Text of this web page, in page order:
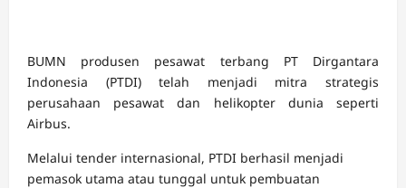
BUMN produsen pesawat terbang PT Dirgantara
Indonesia (PTDI) telah menjadi mitra strategis
perusahaan pesawat dan helikopter dunia seperti
Airbus.
Melalui tender internasional, PTDI berhasil menjadi
pemasok utama atau tunggal untuk pembuatan